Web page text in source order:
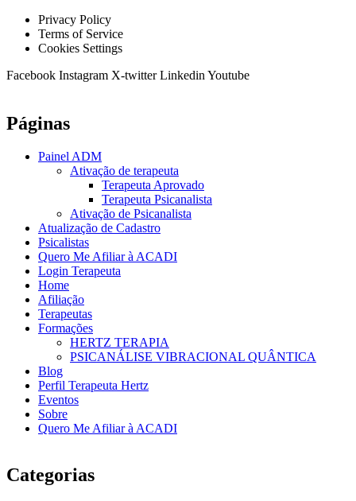
Privacy Policy
Terms of Service
Cookies Settings
Facebook Instagram X-twitter Linkedin Youtube
Páginas
Painel ADM
Ativação de terapeuta
Terapeuta Aprovado
Terapeuta Psicanalista
Ativação de Psicanalista
Atualização de Cadastro
Psicalistas
Quero Me Afiliar à ACADI
Login Terapeuta
Home
Afiliação
Terapeutas
Formações
HERTZ TERAPIA
PSICANÁLISE VIBRACIONAL QUÂNTICA
Blog
Perfil Terapeuta Hertz
Eventos
Sobre
Quero Me Afiliar à ACADI
Categorias